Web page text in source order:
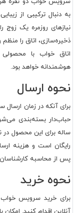
به دنبال ترکیبی از
نیازهای روزمره یک زوج
ذخیره‌سازی، اتاق را منظم
اتاق خواب با
هوشمندانه خواهد بود.
نحوه ارسال
برای آنکه در زمان
ساله برای این محصول در
رایگان است و هزینه
پس از محاسبه کارشناسان
نحوه خرید
برای خرید سرویس